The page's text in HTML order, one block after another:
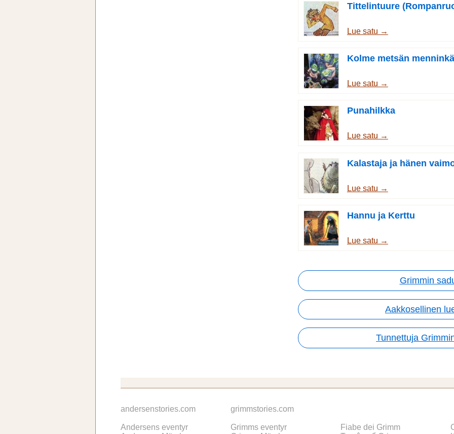
Tittelintuure
Lue satu →
Kolme metsän
Lue satu →
Punahilkka
Lue satu →
Kalastaja ja hänen
Lue satu →
Hannu ja Kerttu
Lue satu →
Grimmin
Aakkosellinen
Tunnettuja
andersenstories.com
Andersens eventyr
grimmstories.com
Grimms eventyr
Fiabe dei Grimm